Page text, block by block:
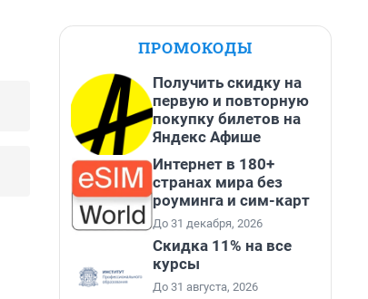
ПРОМОКОДЫ
Получить скидку на
первую и повторную
покупку билетов на
Яндекс Афише
Интернет в 180+
странах мира без
роуминга и сим-карт
До 31 декабря, 2026
Скидка 11% на все
курсы
До 31 августа, 2026